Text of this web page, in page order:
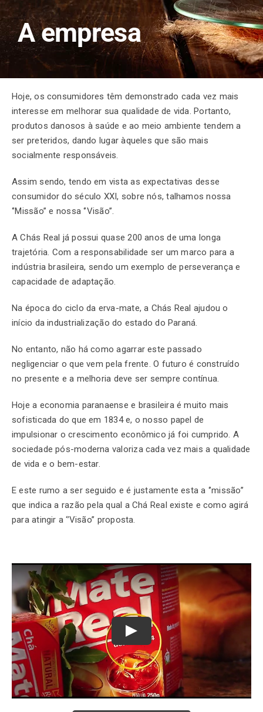
Finalização de compra
Exportação
Blog
Contato
A empresa
Hoje, os consumidores têm demonstrado cada vez mais
interesse em melhorar sua qualidade de vida. Portanto,
produtos danosos à saúde e ao meio ambiente tendem a
ser preteridos, dando lugar àqueles que são mais
socialmente responsáveis.
Assim sendo, tendo em vista as expectativas desse
consumidor do século XXI, sobre nós, talhamos nossa
‘’Missão’’ e nossa ‘’Visão’’.
A Chás Real já possui quase 200 anos de uma longa
trajetória. Com a responsabilidade ser um marco para a
indústria brasileira, sendo um exemplo de perseverança e
capacidade de adaptação.
Na época do ciclo da erva-mate, a Chás Real ajudou o
início da industrialização do estado do Paraná.
No entanto, não há como agarrar este passado
negligenciar o que vem pela frente. O futuro é construído
no presente e a melhoria deve ser sempre contínua.
Hoje a economia paranaense e brasileira é muito mais
sofisticada do que em 1834 e, o nosso papel de
impulsionar o crescimento econômico já foi cumprido. A
sociedade pós-moderna valoriza cada vez mais a qualidade
de vida e o bem-estar.
E este rumo a ser seguido e é justamente esta a ‘’missão’’
que indica a razão pela qual a Chá Real existe e como agirá
para atingir a ‘’Visão’’ proposta.